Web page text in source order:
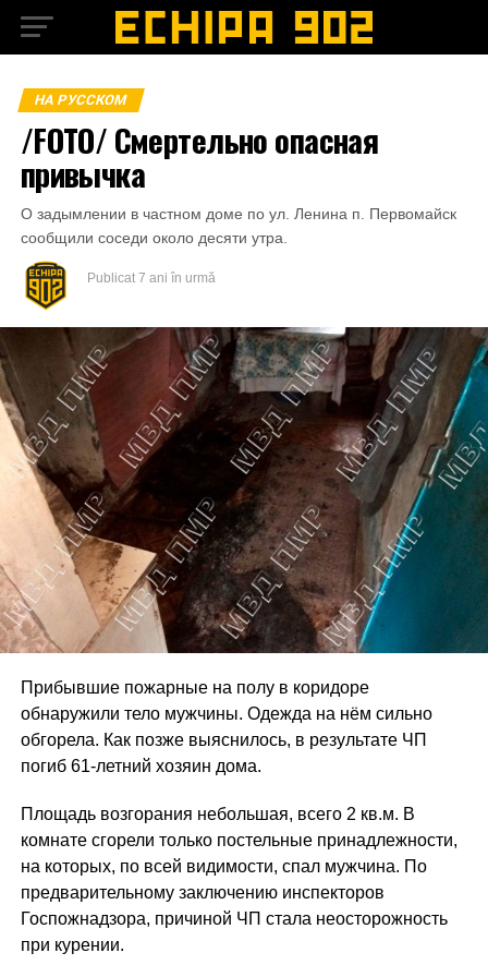
НА РУССКОМ
/FOTO/ Смертельно опасная
привычка
О задымлении в частном доме по ул. Ленина п. Первомайск
сообщили соседи около десяти утра.
Publicat 7 ani în urmă
Прибывшие пожарные на полу в коридоре
обнаружили тело мужчины. Одежда на нём сильно
обгорела. Как позже выяснилось, в результате ЧП
погиб 61-летний хозяин дома.
Площадь возгорания небольшая, всего 2 кв.м. В
комнате сгорели только постельные принадлежности,
на которых, по всей видимости, спал мужчина. По
предварительному заключению инспекторов
Госпожнадзора, причиной ЧП стала неосторожность
при курении.